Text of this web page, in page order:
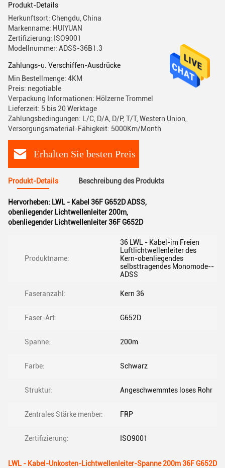
Produkt-Details
Herkunftsort: Chengdu, China
Markenname: HUIYUAN
Zertifizierung: ISO9001
Modellnummer: ADSS-36B1.3
Zahlungs-u. Verschiffen-Ausdrücke
Min Bestellmenge: 4KM
Preis: negotiable
Verpackung Informationen: Hölzerne Trommel
Lieferzeit: 5 bis 20 Werktage
Zahlungsbedingungen: L/C, D/A, D/P, T/T, Western Union,
Versorgungsmaterial-Fähigkeit: 5000Km/Month
Erhalten Sie besten Preis
Produkt-Details Beschreibung des Produkts
Hervorheben: LWL - Kabel 36F G652D ADSS,
obenliegender Lichtwellenleiter 200m,
obenliegender Lichtwellenleiter 36F G652D
Produktname:
36 LWL - Kabel-im Freien
Luftlichtwellenleiter des
Kern-obenliegendes
selbsttragendes Monomode--
ADSS
Faseranzahl: Kern 36
Faser-Art: G652D
Spanne: 200m
Farbe: Schwarz
Struktur: Angeschwemmtes loses Rohr
Zentrales Stärke menber: FRP
Zertifizierung: ISO9001
LWL - Kabel-Unkosten-Lichtwellenleiter-Spanne 200m 36F G652D